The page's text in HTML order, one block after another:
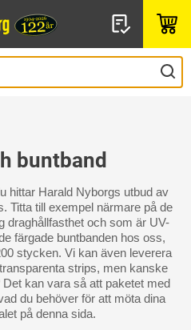
buntband
hittar Harald Nyborgs utbud av
Titta till exempel närmare på de
draghållfasthet och som är UV-
färgade buntbanden hos oss,
stycken. Vi kan även leverera
strips, men kanske
kan vara så att paketet med
du behöver för att möta dina
på denna sida.